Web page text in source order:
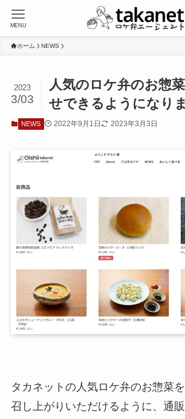
MENU
ホーム NEWS
人気のロケ弁のお惣
せできるようになり
2023
3/03
NEWS 2022年9月1日 2023年3月3日
タカネットの人気ロケ弁のお惣菜
召し上がりいただけるように、通